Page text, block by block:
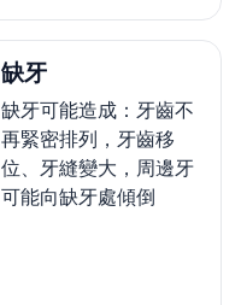
缺牙
缺牙可能造成：牙齒不
再緊密排列，牙齒移
位、牙縫變大，周邊牙
可能向缺牙處傾倒